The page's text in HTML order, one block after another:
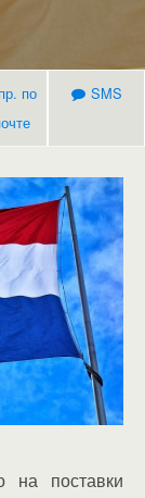
по
SMS
на поставки